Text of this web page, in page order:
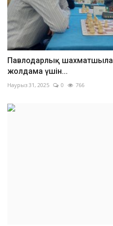
Павлодарлық
жолдама үшін...
Наурыз 31, 2025 0 766